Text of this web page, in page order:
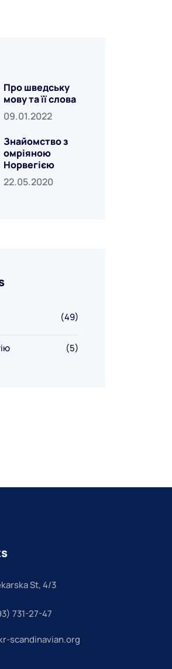
Про шведську
мову та її слова
09.01.2022
Знайомство з
омріяною
Норвегією
22.05.2020
(49)
(5)
St, 4/3
731-27-47
scandinavian.org